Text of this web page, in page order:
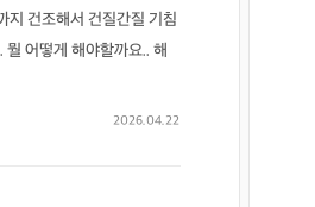
지 건조해서 건질간질 기침
어떻게 해야할까요.. 해
2026.04.22